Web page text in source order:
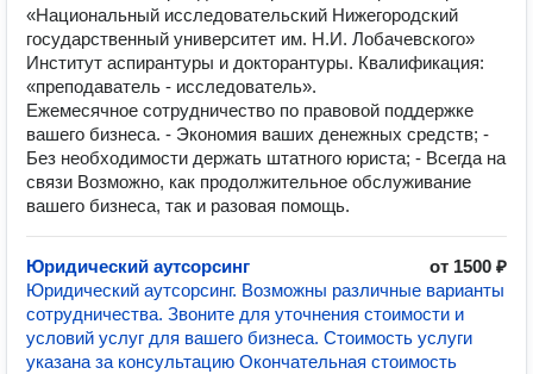
«Национальный исследовательский Нижегородский
государственный университет им. Н.И. Лобачевского»
Институт аспирантуры и докторантуры. Квалификация:
«преподаватель - исследователь».
Ежемесячное сотрудничество по правовой поддержке
вашего бизнеса. - Экономия ваших денежных средств; -
Без необходимости держать штатного юриста; - Всегда на
связи Возможно, как продолжительное обслуживание
вашего бизнеса, так и разовая помощь.
Юридический аутсорсинг
от 1500 ₽
Юридический аутсорсинг. Возможны различные варианты
сотрудничества. Звоните для уточнения стоимости и
условий услуг для вашего бизнеса. Стоимость услуги
указана за консультацию Окончательная стоимость